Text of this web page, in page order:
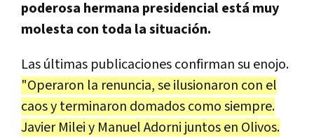
poderosa hermana presidencial está muy
molesta con toda la situación.
Las últimas publicaciones confirman su enojo.
"Operaron la renuncia, se ilusionaron con el
caos y terminaron domados como siempre.
Javier Milei y Manuel Adorni juntos en Olivos.